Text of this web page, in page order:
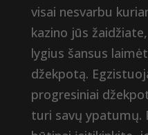
visai nesvarbu
kazino jūs
lygius šansus
džekpotą.
progresiniai
turi savų ypatumų.